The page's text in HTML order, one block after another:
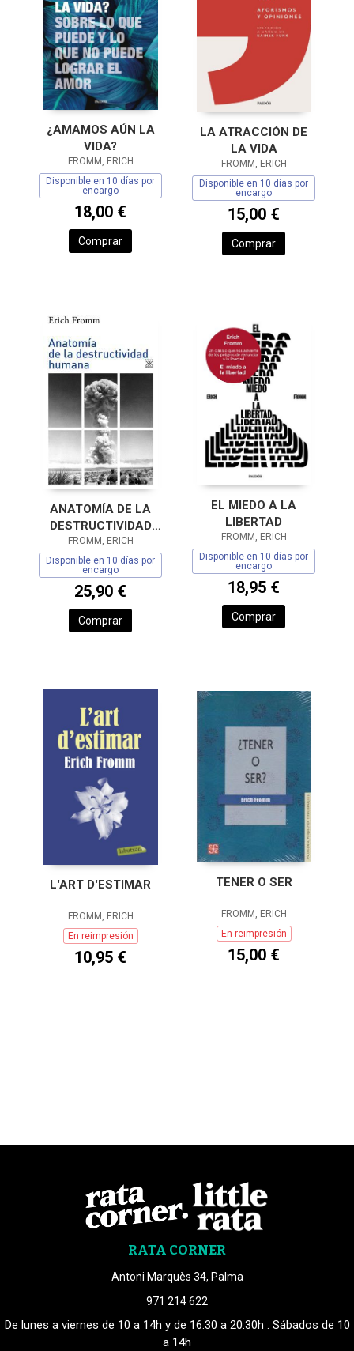
¿AMAMOS AÚN LA
VIDA?
FROMM, ERICH
Disponible en 10 días por
encargo
18,00 €
Comprar
LA ATRACCIÓN DE
LA VIDA
FROMM, ERICH
Disponible en 10 días por
encargo
15,00 €
Comprar
ANATOMÍA DE LA
DESTRUCTIVIDAD
HUMANA
FROMM, ERICH
Disponible en 10 días por
encargo
25,90 €
Comprar
EL MIEDO A LA
LIBERTAD
FROMM, ERICH
Disponible en 10 días por
encargo
18,95 €
Comprar
L'ART D'ESTIMAR
FROMM, ERICH
En reimpresión
10,95 €
TENER O SER
FROMM, ERICH
En reimpresión
15,00 €
RATA CORNER
Antoni Marquès 34, Palma
971 214 622
De lunes a viernes de 10 a 14h y de 16:30 a 20:30h . Sábados de 10
a 14h